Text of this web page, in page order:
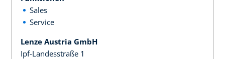
Sales
Service
Lenze Austria GmbH
Ipf-Landesstraße 1